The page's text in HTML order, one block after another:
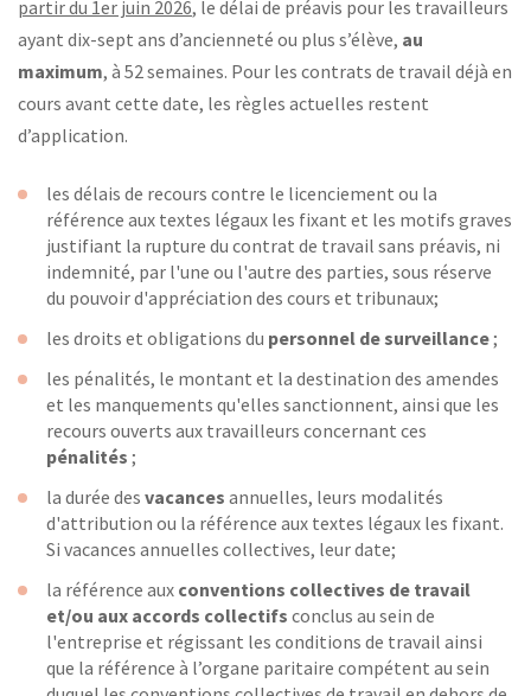
partir du 1er juin 2026, le délai de préavis pour les travailleurs
ayant dix-sept ans d’ancienneté ou plus s’élève, au
maximum, à 52 semaines. Pour les contrats de travail déjà en
cours avant cette date, les règles actuelles restent
d’application.
les délais de recours contre le licenciement ou la
référence aux textes légaux les fixant et les motifs graves
justifiant la rupture du contrat de travail sans préavis, ni
indemnité, par l'une ou l'autre des parties, sous réserve
du pouvoir d'appréciation des cours et tribunaux;
les droits et obligations du personnel de surveillance;
les pénalités, le montant et la destination des amendes
et les manquements qu'elles sanctionnent, ainsi que les
recours ouverts aux travailleurs concernant ces
pénalités ;
la durée des vacances annuelles, leurs modalités
d'attribution ou la référence aux textes légaux les fixant.
Si vacances annuelles collectives, leur date;
la référence aux conventions collectives de travail
et/ou aux accords collectifs conclus au sein de
l'entreprise et régissant les conditions de travail ainsi
que la référence à l’organe paritaire compétent au sein